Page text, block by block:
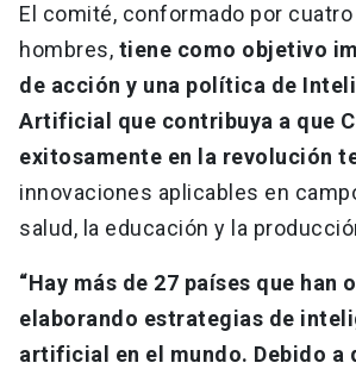
El comité, conformado por
hombres, tiene como objetivo
de acción y una política de
Artificial que contribuya a que
exitosamente en la revolución
innovaciones aplicables en
salud, la educación y la
“Hay más de 27 países que han
elaborando estrategias de
artificial en el mundo. Debido a